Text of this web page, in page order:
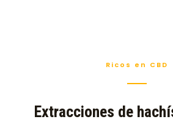
Ricos en CBD
Extracciones de